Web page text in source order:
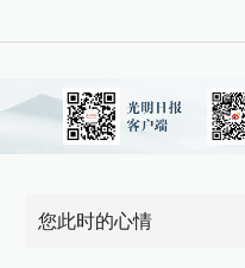
您此时的心情